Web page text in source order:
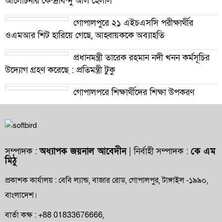
গোপালপুরে ২১ এইচএসসি পরীক্ষার্থীর
ওএমআর শিট হারিয়ে গেছে, আহ্বায়ককে অব্যাহতি
প্রধানমন্ত্রী তারেক রহমান নদী খনন কর্মসূচির
উদ্যোগ গ্রহণ করেছে : প্রতিমন্ত্রী টুকু
গোপালপুরে শিক্ষার্থীদের শিক্ষা উপকরণ
বিতরণ ও শ্রেষ্ঠ প্রধান শিক্ষকদের সংবর্ধনা
দুর্নীতি ও অনিয়মের অভিযোগ
অফিসারের বিদায় সংবর্ধনা
সম্পাদক :অধ্যাপক জয়নাল আবেদীন| নির্বাহী সম্পাদক : কে এম
মিঠু
প্রকাশক কার্যালয় : বেবি ল্যান্ড, বাজার রোড, গোপালপুর, টাঙ্গাইল -১৯৯০,
বাংলাদেশ।
বার্তা কক্ষ : +88 01833676666,